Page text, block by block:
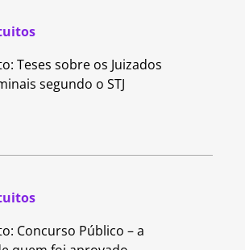
Teses sobre os Juizados
segundo o STJ
Concurso Público – a